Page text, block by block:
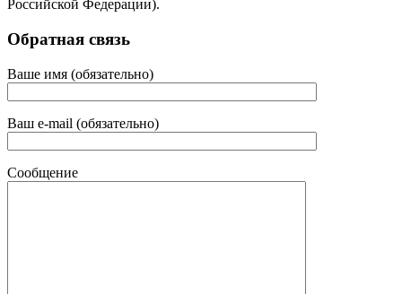
Российской Федерации).
Обратная связь
Ваше имя (обязательно)
Ваш e-mail (обязательно)
Сообщение